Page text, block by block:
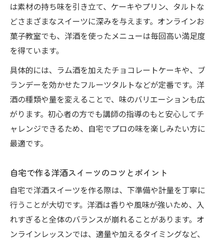
は素材の持ち味を引き立て、ケーキやプリン、タルトな
どさまざまなスイーツに深みを与えます。オンラインお
菓子教室でも、洋酒を使ったメニューは毎回高い満足度
を得ています。
具体的には、ラム酒を加えたチョコレートケーキや、ブ
ランデーを効かせたフルーツタルトなどが定番です。洋
酒の種類や量を変えることで、味のバリエーションも広
がります。初心者の方でも講師の指導のもと安心してチ
ャレンジできるため、自宅でプロの味を楽しみたい方に
最適です。
自宅で作る洋酒スイーツのコツとポイント
自宅で洋酒スイーツを作る際は、下準備や計量を丁寧に
行うことが大切です。洋酒は香りや風味が強いため、入
れすぎると全体のバランスが崩れることがあります。オ
ンラインレッスンでは、適量や加えるタイミングなど、